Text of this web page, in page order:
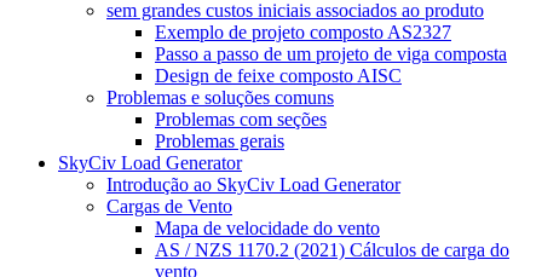
sem grandes custos iniciais associados ao produto
Exemplo de projeto composto AS2327
Passo a passo de um projeto de viga composta
Design de feixe composto AISC
Problemas e soluções comuns
Problemas com seções
Problemas gerais
SkyCiv Load Generator
Introdução ao SkyCiv Load Generator
Cargas de Vento
Mapa de velocidade do vento
AS / NZS 1170.2 (2021) Cálculos de carga do
vento